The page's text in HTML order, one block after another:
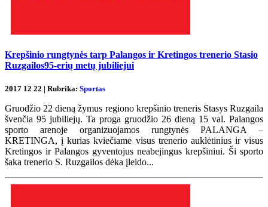
Krepšinio rungtynės tarp Palangos ir Kretingos trenerio Stasio
Ruzgailos95-erių metų jubiliejui
2017 12 22 | Rubrika: Sportas
Gruodžio 22 dieną žymus regiono krepšinio treneris Stasys Ruzgaila
švenčia 95 jubiliejų. Ta proga gruodžio 26 dieną 15 val. Palangos
sporto arenoje organizuojamos rungtynės PALANGA –
KRETINGA, į kurias kviečiame visus trenerio auklėtinius ir visus
Kretingos ir Palangos gyventojus neabejingus krepšiniui. Ši sporto
šaka trenerio S. Ruzgailos dėka įleido...